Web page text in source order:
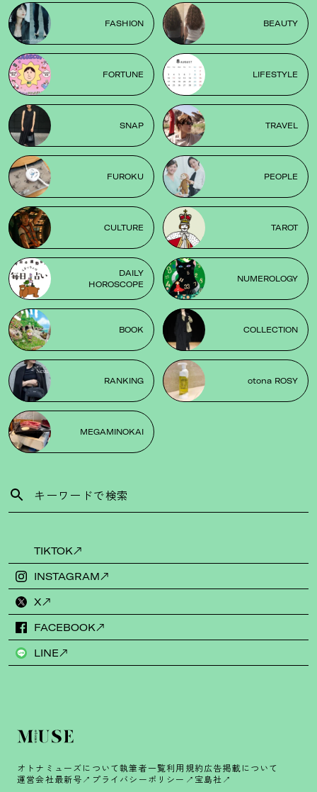
FASHION BEAUTY
FORTUNE LIFESTYLE
SNAP TRAVEL
FUROKU PEOPLE
CULTURE TAROT
DAILY
HOROSCOPE
NUMEROLOGY
BOOK COLLECTION
RANKING otona ROSY
MEGAMINOKAI
TIKTOK
INSTAGRAM
X
FACEBOOK
LINE
オトナミューズについて執筆者一覧利用規約広告掲載について
運営会社最新号 プライバシーポリシー 宝島社